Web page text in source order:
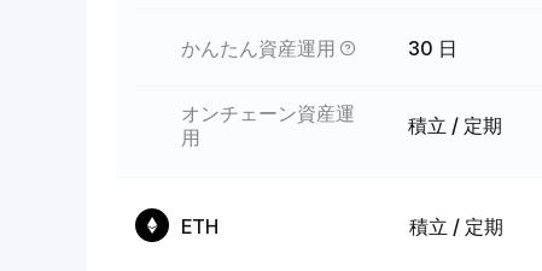
かんたん資産運用 30 日
オンチェーン資産運
用
積立 / 定期
ETH 積立 / 定期